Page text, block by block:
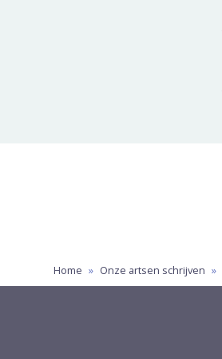
Home » Onze artsen schrijven »